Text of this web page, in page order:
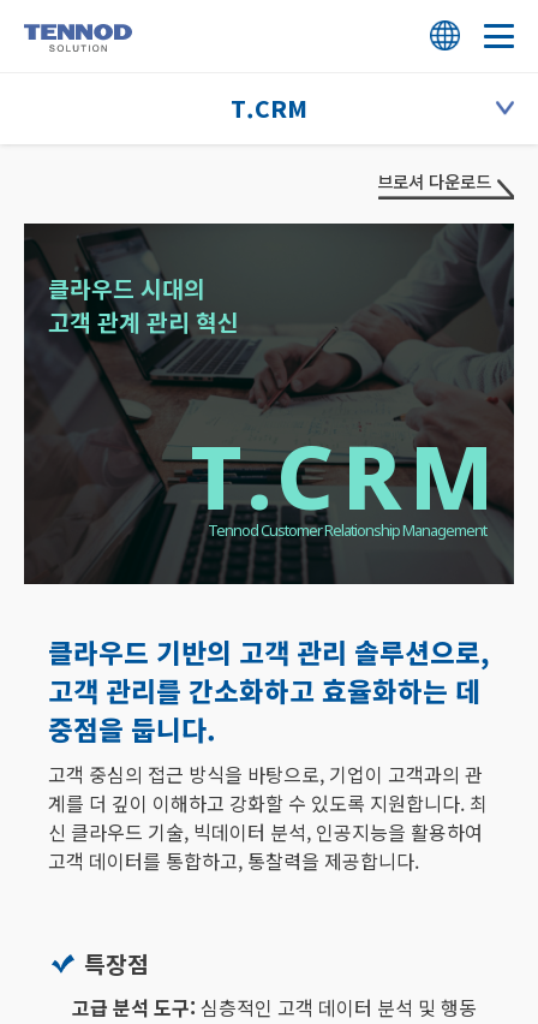
HOME
핵심 역량
비전과 미션
ESG
고객사
TMS
TBS
TPS
TPF
고객 지원
상담 신청
오시는 길
T.CRM
TPF
브로셔 다운로드
클라우드 시대의
고객 관계 관리 혁신
T.CRM
Tennod Customer Relationship Management
클라우드 기반의 고객 관리 솔루션으로,
고객 관리를 간소화하고 효율화하는 데
중점을 둡니다.
고객 중심의 접근 방식을 바탕으로, 기업이 고객과의 관
계를 더 깊이 이해하고 강화할 수 있도록 지원합니다. 최
신 클라우드 기술, 빅데이터 분석, 인공지능을 활용하여
고객 데이터를 통합하고, 통찰력을 제공합니다.
특장점
고급 분석 도구: 심층적인 고객 데이터 분석 및 행동